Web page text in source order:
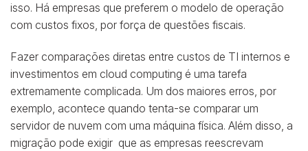
isso. Há empresas que preferem o modelo de operação
com custos fixos, por força de questões fiscais.
Fazer comparações diretas entre custos de TI internos e
investimentos em cloud computing é uma tarefa
extremamente complicada. Um dos maiores erros, por
exemplo, acontece quando tenta-se comparar um
servidor de nuvem com uma máquina física. Além disso, a
migração pode exigir que as empresas reescrevam